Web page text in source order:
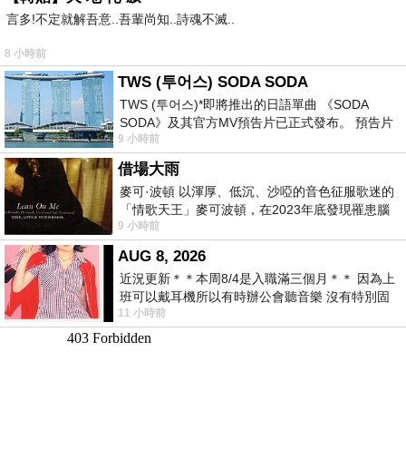
言多!不定就解吾意..吾輩尚知..詩魂不滅..
8 小時前
TWS (투어스) SODA SODA
TWS (투어스)*即將推出的日語單曲 《SODA
SODA》及其官方MV預告片已正式發布。 預告片
一經發布， 就引發了粉絲們對這次夏季回
9 小時前
借場大雨
麥可·波頓 以渾厚、低沉、沙啞的音色征服歌迷的
「情歌天王」麥可波頓，在2023年底發現罹患腦
瘤「祈禱早日康復，一切都好」。
9 小時前
AUG 8, 2026
近況更新＊＊本周8/4是入職滿三個月＊＊ 因為上
班可以戴耳機所以有時辦公會聽音樂 沒有特別固
定哪天但就是一周某一天會固定聽'90
11 小時前